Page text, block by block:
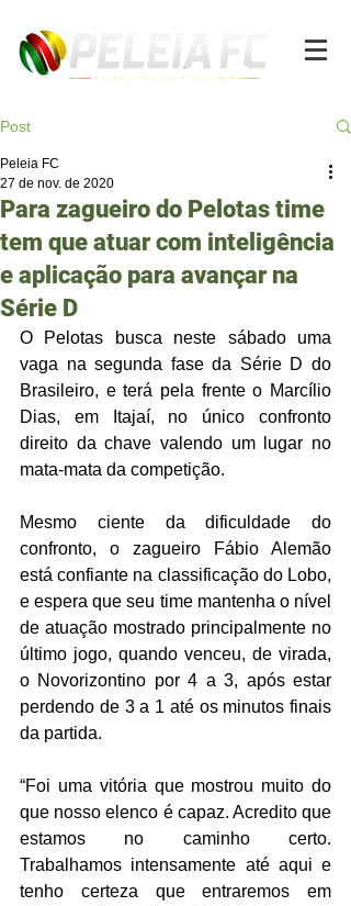
Post
Para zagueiro do Pelotas time
tem que atuar com inteligência
e aplicação para avançar na
Série D
Peleia FC
27 de nov. de 2020
O Pelotas busca neste sábado uma
vaga na segunda fase da Série D do
Brasileiro, e terá pela frente o Marcílio
Dias, em Itajaí, no único confronto
direito da chave valendo um lugar no
mata-mata da competição.
Mesmo ciente da dificuldade do
confronto, o zagueiro Fábio Alemão
está confiante na classificação do Lobo,
e espera que seu time mantenha o nível
de atuação mostrado principalmente no
último jogo, quando venceu, de virada,
o Novorizontino por 4 a 3, após estar
perdendo de 3 a 1 até os minutos finais
da partida.
“Foi uma vitória que mostrou muito do
que nosso elenco é capaz. Acredito que
estamos no caminho certo.
Trabalhamos intensamente até aqui e
tenho certeza que entraremos em